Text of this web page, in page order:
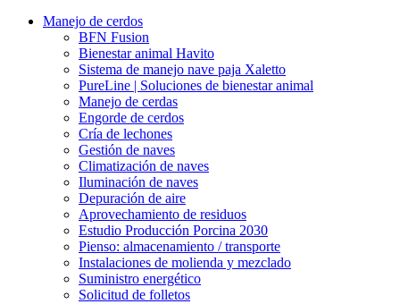
Manejo de cerdos
BFN Fusion
Bienestar animal Havito
Sistema de manejo nave paja Xaletto
PureLine | Soluciones de bienestar animal
Manejo de cerdas
Engorde de cerdos
Cría de lechones
Gestión de naves
Climatización de naves
Iluminación de naves
Depuración de aire
Aprovechamiento de residuos
Estudio Producción Porcina 2030
Pienso: almacenamiento / transporte
Instalaciones de molienda y mezclado
Suministro energético
Solicitud de folletos